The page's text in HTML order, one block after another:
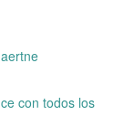
con todos los